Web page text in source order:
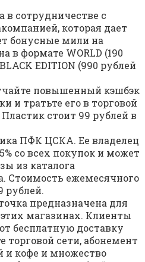
в сотрудничестве с
которая дает
бонусные мили на
в формате WORLD (190
EDITION (990 рублей
повышенный кэшбэк
и тратьте его в торговой
стоит 99 рублей в
ПФК ЦСКА. Ее владелец
со всех покупок и может
из каталога
Стоимость ежемесячного
рублей.
предназначена для
магазинах. Клиенты
бесплатную доставку
торговой сети, абонемент
и кофе и множество